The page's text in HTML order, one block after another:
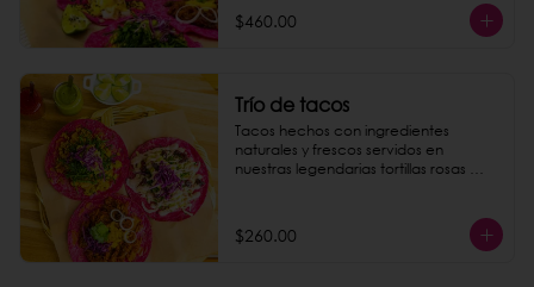
jamaica o limonada rosa.
$460.00
Trío de tacos
Tacos hechos con ingredientes
naturales y frescos servidos en
nuestras legendarias tortillas rosas
pastor de setas - machacha tofu -
coliflor con requesón de coco -
$260.00